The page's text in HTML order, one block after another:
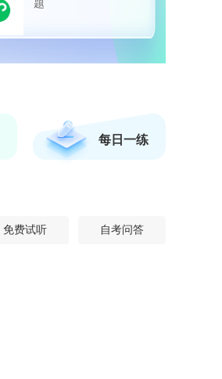
题
每日一练
免费试听 自考问答